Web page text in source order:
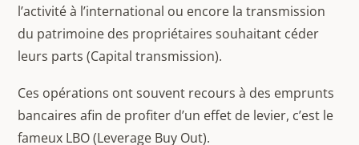
l’activité à l’international ou encore la transmission
du patrimoine des propriétaires souhaitant céder
leurs parts (Capital transmission).
Ces opérations ont souvent recours à des emprunts
bancaires afin de profiter d’un effet de levier, c’est le
fameux LBO (Leverage Buy Out).